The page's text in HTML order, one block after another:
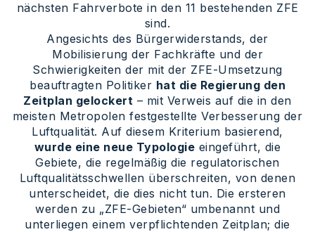
nächsten Fahrverbote in den 11 bestehenden ZFE
sind.
Angesichts des Bürgerwiderstands, der
Mobilisierung der Fachkräfte und der
Schwierigkeiten der mit der ZFE-Umsetzung
beauftragten Politiker hat die Regierung den
Zeitplan gelockert – mit Verweis auf die in den
meisten Metropolen festgestellte Verbesserung der
Luftqualität. Auf diesem Kriterium basierend,
wurde eine neue Typologie eingeführt, die
Gebiete, die regelmäßig die regulatorischen
Luftqualitätsschwellen überschreiten, von denen
unterscheidet, die dies nicht tun. Die ersteren
werden zu „ZFE-Gebieten“ umbenannt und
unterliegen einem verpflichtenden Zeitplan; die